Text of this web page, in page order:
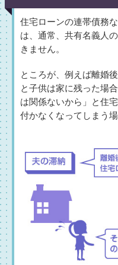
住宅ローンの連帯債務
は、通常、共有名義人
きません。
ところが、例えば離婚
と子供は家に残った場
は関係ないから」と住
付かなくなってしまう場